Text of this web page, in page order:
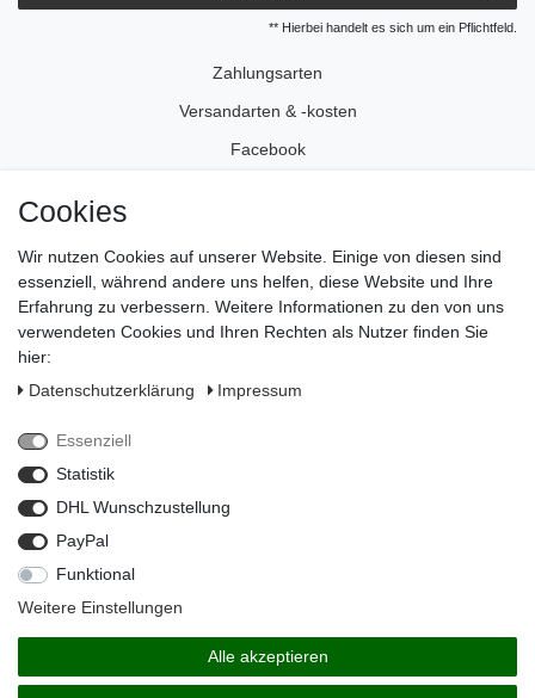
** Hierbei handelt es sich um ein Pflichtfeld.
Zahlungsarten
Versandarten & -kosten
Facebook
Impressum
Daten­schutz­erklärung
AGB
Zahlungsarten
Cookies
Wir nutzen Cookies auf unserer Website. Einige von diesen sind
essenziell, während andere uns helfen, diese Website und Ihre
Erfahrung zu verbessern. Weitere Informationen zu den von uns
verwendeten Cookies und Ihren Rechten als Nutzer finden Sie
hier:
Daten­schutz­erklärung
Impressum
Essenziell
Statistik
DHL Wunschzustellung
PayPal
Funktional
Weitere Einstellungen
Alle akzeptieren